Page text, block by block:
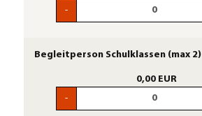
-
Begleitperson Schulklassen (max 2)
0,00 EUR
-